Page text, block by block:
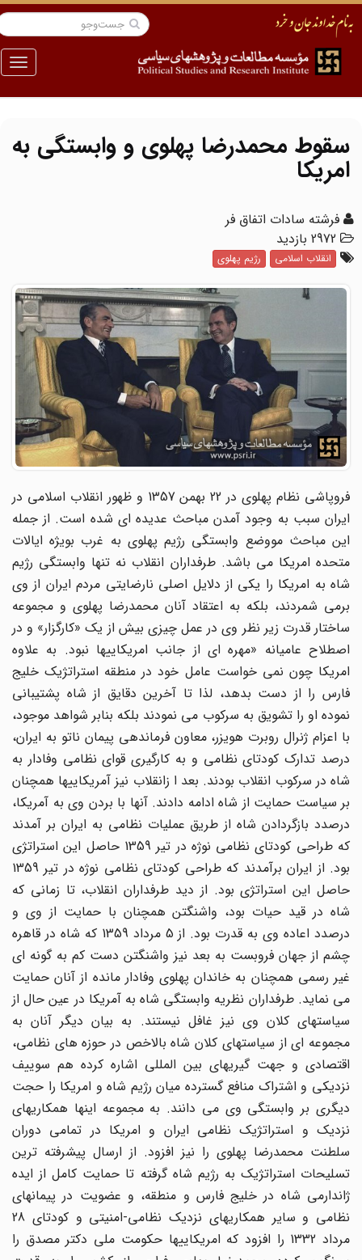
منو
سقوط محمدرضا پهلوی و وابستگی به
امریکا
فرشته سادات اتفاق فر
2972 بازدید
انقلاب اسلامی رژیم پهلوی
فروپاشی نظام پهلوی در 22 بهمن 1357 و ظهور انقلاب اسلامی در
ایران سبب به وجود آمدن مباحث عدیده ای شده است. از جمله
این مباحث مووضع وابستگی رژیم پهلوی به غرب بویژه ایالات
متحده امریکا می باشد. طرفداران انقلاب نه تنها وابستگی رژیم
شاه به امریکا را یکی از دلایل اصلی نارضایتی مردم ایران از وی
برمی شمردند، بلکه به اعتقاد آنان محمدرضا پهلوی و مجموعه
ساختار قدرت زیر نظر وی در عمل چیزی بیش از یک «کارگزار» و در
اصطلاح عامیانه «مهره ای از جانب امریکاییها نبود. به علاوه
امریکا چون نمی خواست عامل خود در منطقه استراتژیک خلیج
فارس را از دست بدهد، لذا تا آخرین دقایق از شاه پشتیبانی
نموده او را تشویق به سرکوب می نمودند بلکه بنابر شواهد موجود،
با اعزام ژنرال روبرت هویزر، معاون فرماندهی پیمان ناتو به ایران،
درصد تدارک کودتای نظامی و به کارگیری قوای نظامی وفادار به
شاه در سرکوب انقلاب بودند. بعد ا زانقلاب نیز آمریکاییها همچنان
بر سیاست حمایت از شاه ادامه دادند. آنها با بردن وی به آمریکا،
درصدد بازگردادن شاه از طریق عملیات نظامی به ایران بر آمدند
که طراحی کودتای نظامی نوژه در تیر 1359 حاصل این استراتژی
بود. از ایران برآمدند که طراحی کودتای نظامی نوژه در تیر 1359
حاصل این استراتژی بود. از دید طرفداران انقلاب، تا زمانی که
شاه در قید حیات بود، واشنگتن همچنان با حمایت از وی و
درصدد اعاده وی به قدرت بود. از 5 مرداد 1359 که شاه در قاهره
چشم از جهان فروبست به بعد نیز واشنگتن دست کم به گونه ای
غیر رسمی همچنان به خاندان پهلوی وفادار مانده از آنان حمایت
می نماید. طرفداران نظریه وابستگی شاه به آمریکا در عین حال از
سیاستهای کلان وی نیز غافل نیستند. به بیان دیگر آنان به
مجموعه ای از سیاستهای کلان شاه بالاخص در حوزه های نظامی،
اقتصادی و جهت گیریهای بین المللی اشاره کرده هم سوییف
نزدیکی و اشتراک منافع گسترده میان رژیم شاه و امریکا را حجت
دیگری بر وابستگی وی می دانند. به مجموعه اینها همکاریهای
نزدیک و استراتژیک نظامی ایران و امریکا در تمامی دوران
سلطنت محمدرضا پهلوی را نیز افزود. از ارسال پیشرفته ترین
تسلیحات استراتژیک به رژیم شاه گرفته تا حمایت کامل از ایده
ژاندارمی شاه در خلیج فارس و منطقه، و عضویت در پیمانهای
نظامی و سایر همکاریهای نزدیک نظامی-امنیتی و کودتای 28
مرداد 1332 را افزود که امریکاییها حکومت ملی دکتر مصدق را